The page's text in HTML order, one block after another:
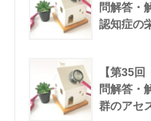
問解答・
認知症の
【第35
問解答・
群のアセ